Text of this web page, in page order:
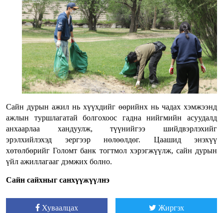
Сайн дурын ажил нь хүүхдийг өөрийнх нь чадах хэмжээнд
ажлын туршлагатай болгохоос гадна нийгмийн асуудалд
анхаарлаа хандуулж, түүнийгээ шийдвэрлэхийг
эрэлхийлэхэд эергээр нөлөөлдөг. Цаашид энэхүү
хөтөлбөрийг Голомт банк тогтмол хэрэгжүүлж, сайн дурын
үйл ажиллагааг дэмжих болно.
Сайн сайхныг санхүүжүүлнэ
Хуваалцах Жиргэх